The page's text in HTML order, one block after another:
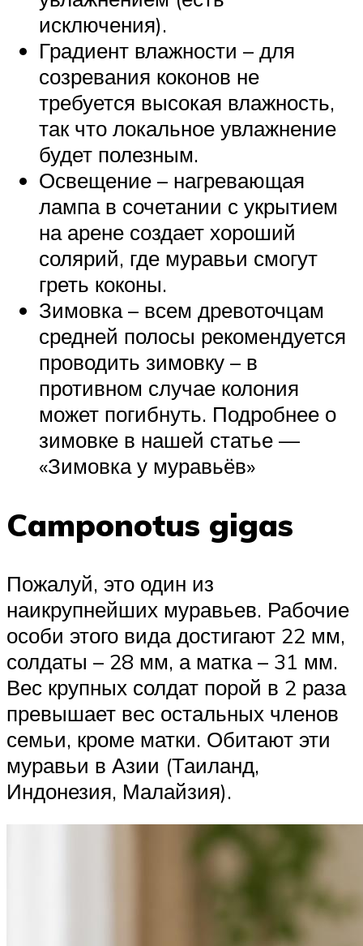
исключения).
Градиент влажности – для
созревания коконов не
требуется высокая влажность,
так что локальное увлажнение
будет полезным.
Освещение – нагревающая
лампа в сочетании с укрытием
на арене создает хороший
солярий, где муравьи смогут
греть коконы.
Зимовка – всем древоточцам
средней полосы рекомендуется
проводить зимовку – в
противном случае колония
может погибнуть. Подробнее о
зимовке в нашей статье —
«Зимовка у муравьёв»
Camponotus gigas
Пожалуй, это один из
наикрупнейших муравьев. Рабочие
особи этого вида достигают 22 мм,
солдаты – 28 мм, а матка – 31 мм.
Вес крупных солдат порой в 2 раза
превышает вес остальных членов
семьи, кроме матки. Обитают эти
муравьи в Азии (Таиланд,
Индонезия, Малайзия).